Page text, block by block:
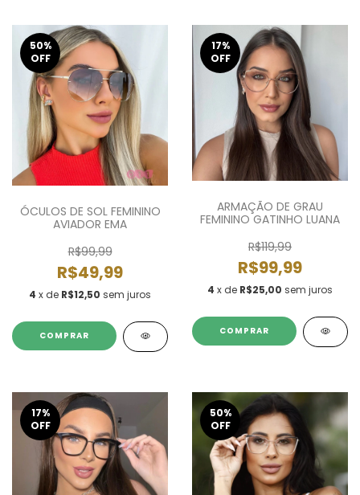
50%
OFF
ÓCULOS DE SOL FEMININO
AVIADOR EMA
R$99,99
R$49,99
4 x de R$12,50 sem juros
COMPRAR
17%
OFF
ARMAÇÃO DE GRAU
FEMININO GATINHO LUANA
R$119,99
R$99,99
4 x de R$25,00 sem juros
COMPRAR
17%
OFF
50%
OFF